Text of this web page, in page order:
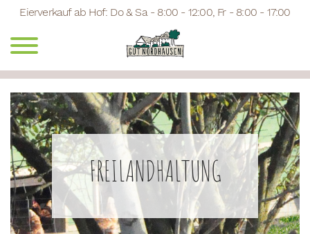
Eierverkauf ab Hof: Do & Sa - 8:00 - 12:00, Fr - 8:00 - 17:00
FREILANDHALTUNG